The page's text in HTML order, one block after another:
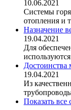
10.06.2021
Системы
отопления и
Назначение
19.04.2021
Для
Достоинства
19.04.2021
Из
Показать все